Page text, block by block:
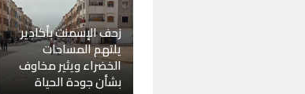
زحف الإسمنت بأكادير
يلتهم المساحات
الخضراء ويثير مخاوف
بشأن جودة الحياة